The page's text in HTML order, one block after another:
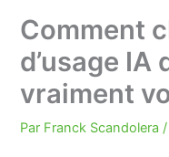
Comment
d’usage IA
vraiment
Par Franck Scandolera